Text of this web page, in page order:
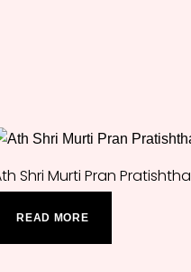
Shri Murti Pran Pratishtha
READ MORE